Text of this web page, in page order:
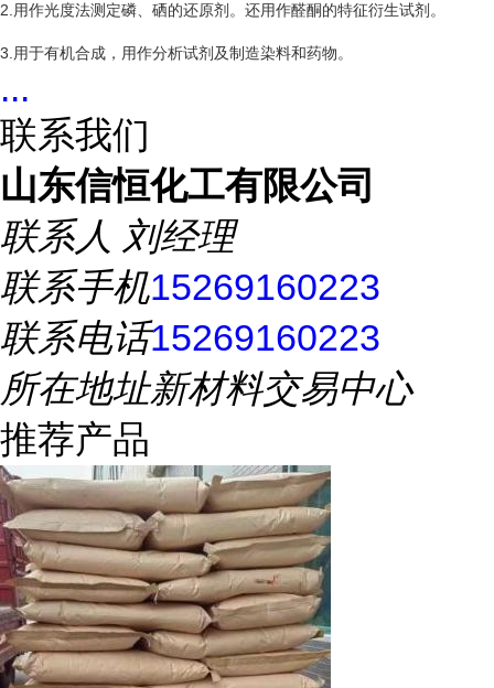
2.用作光度法测定磷、硒的还原剂。还用作醛酮的特征衍生试剂。
3.用于有机合成，用作分析试剂及制造染料和药物。
...
联系我们
山东信恒化工有限公司
联系人 刘经理
联系手机15269160223
联系电话15269160223
所在地址新材料交易中心
推荐产品